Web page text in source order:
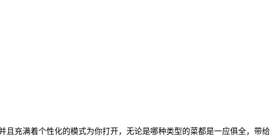
充满着个性化的模式为你打开，无论是哪种类型的菜都是一应俱全，带给